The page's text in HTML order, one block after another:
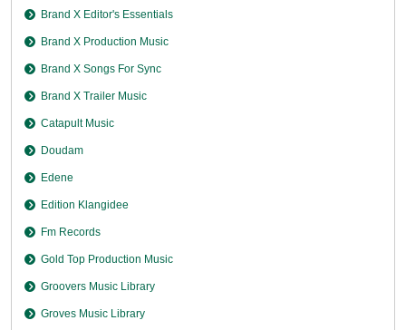
Brand X Editor's Essentials
Brand X Production Music
Brand X Songs For Sync
Brand X Trailer Music
Catapult Music
Doudam
Edene
Edition Klangidee
Fm Records
Gold Top Production Music
Groovers Music Library
Groves Music Library